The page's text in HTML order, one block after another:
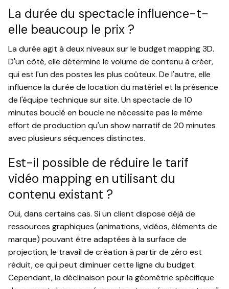
La durée du spectacle influence-t-
elle beaucoup le prix ?
La durée agit à deux niveaux sur le budget mapping 3D.
D'un côté, elle détermine le volume de contenu à créer,
qui est l'un des postes les plus coûteux. De l'autre, elle
influence la durée de location du matériel et la présence
de l'équipe technique sur site. Un spectacle de 10
minutes bouclé en boucle ne nécessite pas le même
effort de production qu'un show narratif de 20 minutes
avec plusieurs séquences distinctes.
Est-il possible de réduire le tarif
vidéo mapping en utilisant du
contenu existant ?
Oui, dans certains cas. Si un client dispose déjà de
ressources graphiques (animations, vidéos, éléments de
marque) pouvant être adaptées à la surface de
projection, le travail de création à partir de zéro est
réduit, ce qui peut diminuer cette ligne du budget.
Cependant, la déclinaison pour la géométrie spécifique